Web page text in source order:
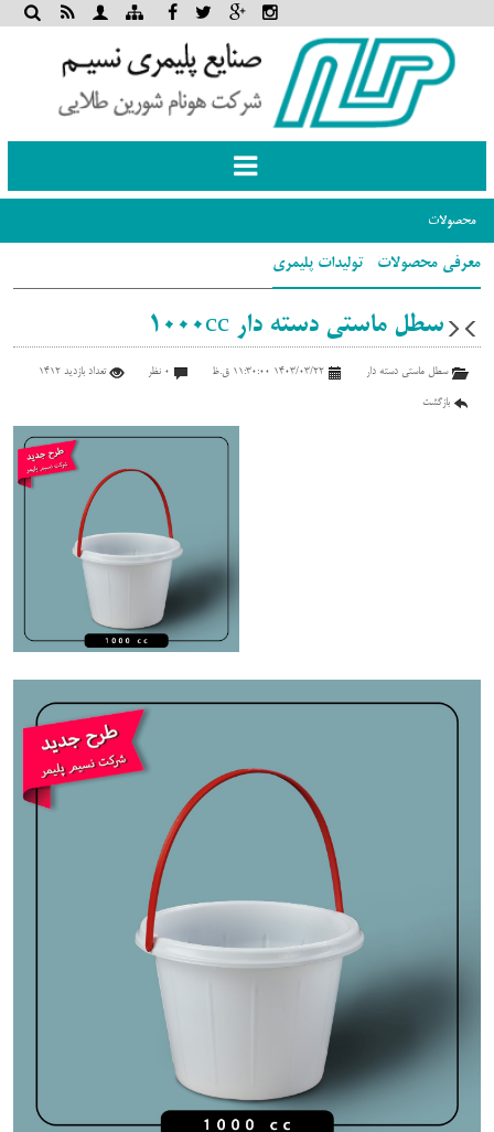
Toggle
navigation
محصولات
معرفی محصولات- تولیدات پلیمری
سطل ماستی دسته دار 1000cc
سطل ماستی دسته دار 1403/03/22 11:30:00 ق.ظ 0 نظر تعداد بازدید 1412
بازگشت